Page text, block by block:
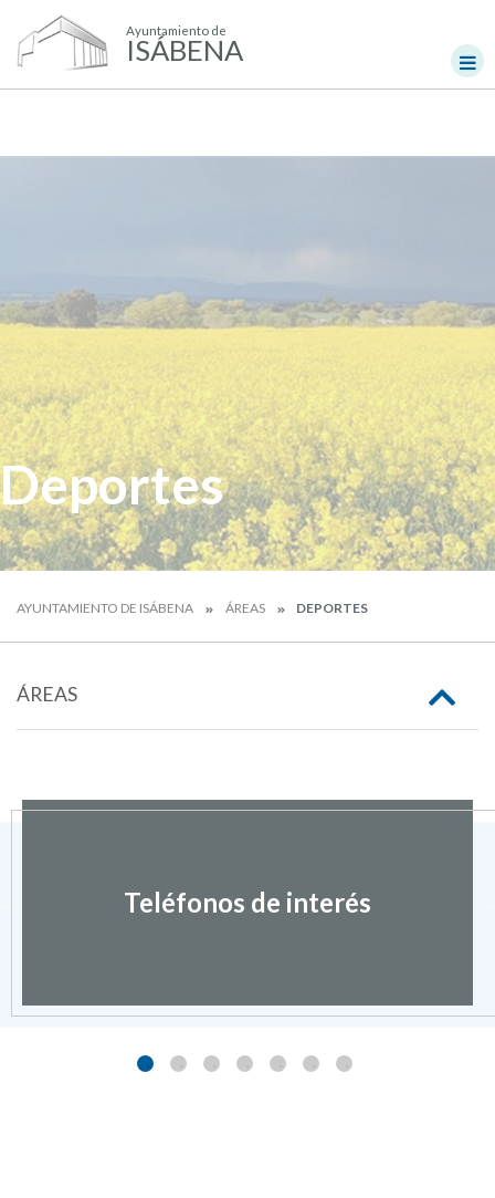
Ayuntamiento de
ISÁBENA
Deportes
AYUNTAMIENTO DE ISÁBENA ÁREAS DEPORTES
ÁREAS
Teléfonos de interés